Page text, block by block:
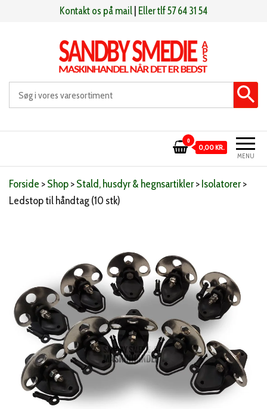
Kontakt os på mail Eller tlf 57 64 31 54
Sandby smeden Maskinhandel når det er bedst
MENU
0
0,00 KR.
Forside >Shop>Stald, husdyr & hegnsartikler>Isolatorer>
Ledstop til håndtag (10 stk)